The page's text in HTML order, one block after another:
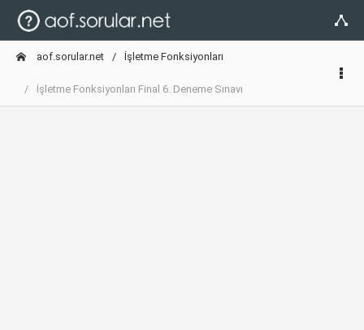
aof.sorular.net İşletme Fonksiyonları
İşletme Fonksiyonları Final 6. Deneme Sınavı